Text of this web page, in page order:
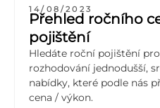
14/08/2023
Přehled ročního
pojištění
Hledáte roční pojištění
rozhodování jednodušší,
nabídky, které podle nás
cena / výkon.